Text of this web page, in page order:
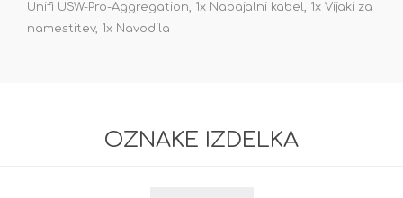
Unifi USW-Pro-Aggregation, 1x Napajalni kabel, 1x Vijaki za
namestitev, 1x Navodila
OZNAKE IZDELKA